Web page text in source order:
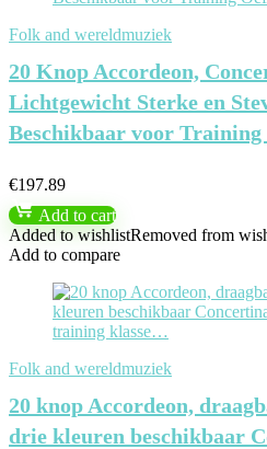
Folk and wereldmuziek
20 Knop Accordeon,
Lichtgewicht Sterke en
Beschikbaar voor
€197.89
Add to cart
Added to wishlistRemoved from
Add to compare
Folk and wereldmuziek
20 knop Accordeon,
drie kleuren beschikbaar